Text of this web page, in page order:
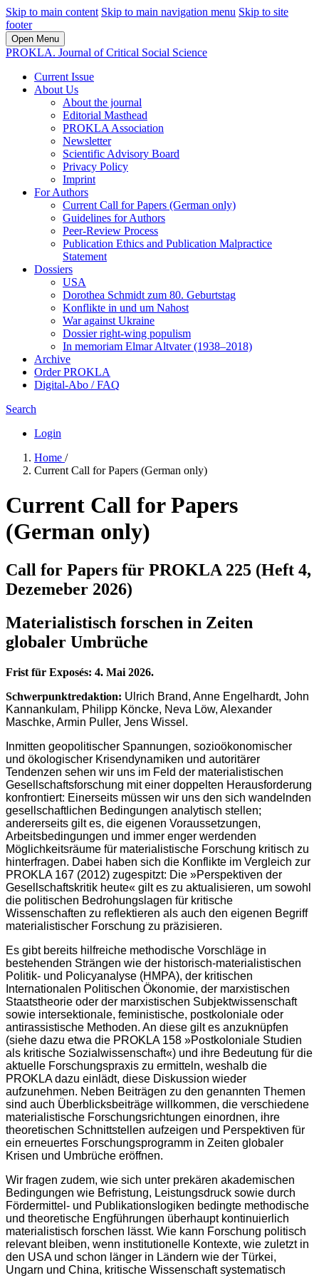
Skip to main content Skip to main navigation menu Skip to site
footer
Open Menu
PROKLA. Journal of Critical Social Science
Current Issue
About Us
About the journal
Editorial Masthead
PROKLA Association
Newsletter
Scientific Advisory Board
Privacy Policy
Imprint
For Authors
Current Call for Papers (German only)
Guidelines for Authors
Peer-Review Process
Publication Ethics and Publication Malpractice
Statement
Dossiers
USA
Dorothea Schmidt zum 80. Geburtstag
Konflikte in und um Nahost
War against Ukraine
Dossier right-wing populism
In me­mo­ri­am Elmar Altvater (1938–2018)
Archive
Order PROKLA
Digital-Abo / FAQ
Search
Login
Home /
Current Call for Papers (German only)
Current Call for Papers
(German only)
Call for Papers für PROKLA 225 (Heft 4,
Dezemeber 2026)
Materialistisch forschen in Zeiten
globaler Umbrüche
Frist für Exposés: 4. Mai 2026.
Schwerpunktredaktion: Ulrich Brand, Anne Engelhardt, John
Kannankulam, Philipp Köncke, Neva Löw, Alexander
Maschke, Armin Puller, Jens Wissel.
Inmitten geopolitischer Spannungen, sozioökonomischer
und ökologischer Krisendynamiken und autoritärer
Tendenzen sehen wir uns im Feld der materialistischen
Gesellschaftsforschung mit einer doppelten Herausforderung
konfrontiert: Einerseits müssen wir uns den sich wandelnden
gesellschaftlichen Bedingungen analytisch stellen;
andererseits gilt es, die eigenen Voraussetzungen,
Arbeitsbedingungen und immer enger werdenden
Möglichkeitsräume für materialistische Forschung kritisch zu
hinterfragen. Dabei haben sich die Konflikte im Vergleich zur
PROKLA 167 (2012) zugespitzt: Die »Perspektiven der
Gesellschaftskritik heute« gilt es zu aktualisieren, um sowohl
die politischen Bedrohungslagen für kritische
Wissenschaften zu reflektieren als auch den eigenen Begriff
materialistischer Forschung zu präzisieren.
Es gibt bereits hilfreiche methodische Vorschläge in
bestehenden Strängen wie der historisch-materialistischen
Politik- und Policyanalyse (HMPA), der kritischen
Internationalen Politischen Ökonomie, der marxistischen
Staatstheorie oder der marxistischen Subjektwissenschaft
sowie intersektionale, feministische, postkoloniale oder
antirassistische Methoden. An diese gilt es anzuknüpfen
(siehe dazu etwa die PROKLA 158 »Postkoloniale Studien
als kritische Sozialwissenschaft«) und ihre Bedeutung für die
aktuelle Forschungspraxis zu ermitteln, weshalb die
PROKLA dazu einlädt, diese Diskussion wieder
aufzunehmen. Neben Beiträgen zu den genannten Themen
sind auch Überblicksbeiträge willkommen, die verschiedene
materialistische Forschungsrichtungen einordnen, ihre
theoretischen Schnittstellen aufzeigen und Perspektiven für
ein erneuertes Forschungsprogramm in Zeiten globaler
Krisen und Umbrüche eröffnen.
Wir fragen zudem, wie sich unter prekären akademischen
Bedingungen wie Befristung, Leistungsdruck sowie durch
Fördermittel- und Publikationslogiken bedingte methodische
und theoretische Engführungen überhaupt kontinuierlich
materialistisch forschen lässt. Wie kann Forschung politisch
relevant bleiben, wenn institutionelle Kontexte, wie zuletzt in
den USA und schon länger in Ländern wie der Türkei,
Ungarn und China, kritische Wissenschaft systematisch